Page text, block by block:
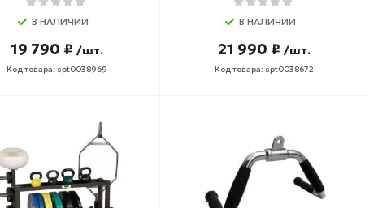
В НАЛИЧИИ
19 790 ₽ /шт.
Код товара: spt0038969
В НАЛИЧИИ
21 990 ₽ /шт.
Код товара: spt0038672